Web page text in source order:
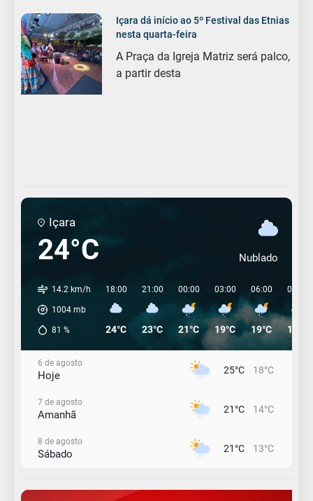
Içara dá início ao 5º Festival das Etnias
nesta quarta-feira
A Praça da Igreja Matriz será palco,
a partir desta
Içara
24°C Nublado
14.2 km/h
1004 mb
81 %
18:00
24°C
21:00
23°C
00:00
21°C
03:00
19°C
06:00
19°C
09:00
19°C
6 de agosto
Hoje 25°C 18°C
7 de agosto
Amanhã 21°C 14°C
8 de agosto
Sábado 21°C 13°C
Domingo 16°C 13°C